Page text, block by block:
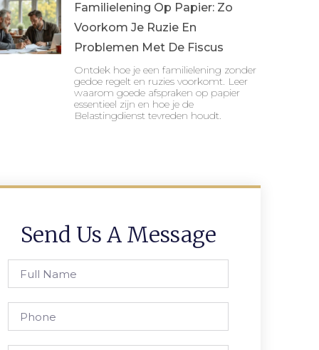
Familielening Op Papier: Zo
Voorkom Je Ruzie En
Problemen Met De Fiscus
Ontdek hoe je een familielening zonder
gedoe regelt en ruzies voorkomt. Leer
waarom goede afspraken op papier
essentieel zijn en hoe je de
Belastingdienst tevreden houdt.
Send Us A Message